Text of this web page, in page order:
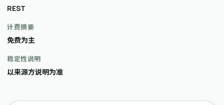
REST
计费摘要
免费为主
稳定性说明
以来源方说明为准